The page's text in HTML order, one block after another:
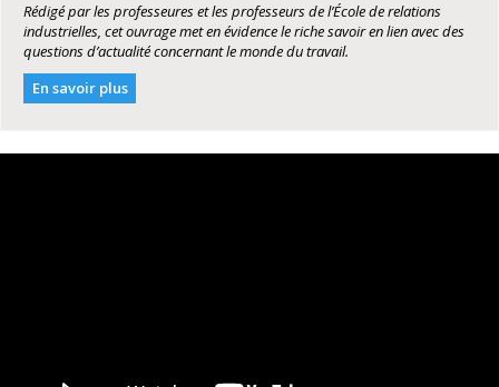
Rédigé par les professeures et les professeurs de l’École de relations
industrielles, cet ouvrage met en évidence le riche savoir en lien avec des
questions d’actualité concernant le monde du travail.
En savoir plus